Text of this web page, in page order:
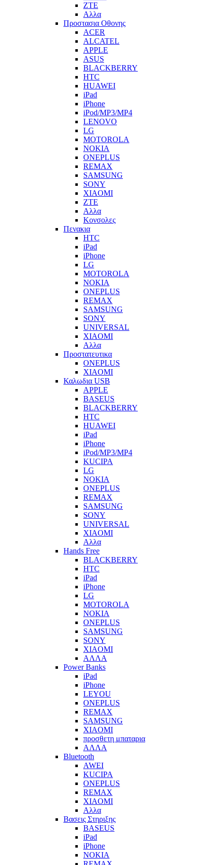
ZTE
Αλλα
Προστασια Οθονης
ACER
ALCATEL
APPLE
ASUS
BLACKBERRY
HTC
HUAWEI
iPad
iPhone
iPod/MP3/MP4
LENOVO
LG
MOTOROLA
NOKIA
ONEPLUS
REMAX
SAMSUNG
SONY
XIAOMI
ZTE
Αλλα
Κονσολες
Πενακια
HTC
iPad
iPhone
LG
MOTOROLA
NOKIA
ONEPLUS
REMAX
SAMSUNG
SONY
UNIVERSAL
XIAOMI
Αλλα
Προστατευτικα
ONEPLUS
XIAOMI
Καλωδια USB
APPLE
BASEUS
BLACKBERRY
HTC
HUAWEI
iPad
iPhone
iPod/MP3/MP4
KUCIPA
LG
NOKIA
ONEPLUS
REMAX
SAMSUNG
SONY
UNIVERSAL
XIAOMI
Αλλα
Hands Free
BLACKBERRY
HTC
iPad
iPhone
LG
MOTOROLA
NOKIA
ONEPLUS
SAMSUNG
SONY
XIAOMI
ΑΛΛΑ
Power Banks
iPad
iPhone
LEYOU
ONEPLUS
REMAX
SAMSUNG
XIAOMI
προσθετη μπαταρια
ΑΛΛΑ
Bluetooth
AWEI
KUCIPA
ONEPLUS
REMAX
XIAOMI
Αλλα
Βασεις Στηριξης
BASEUS
iPad
iPhone
NOKIA